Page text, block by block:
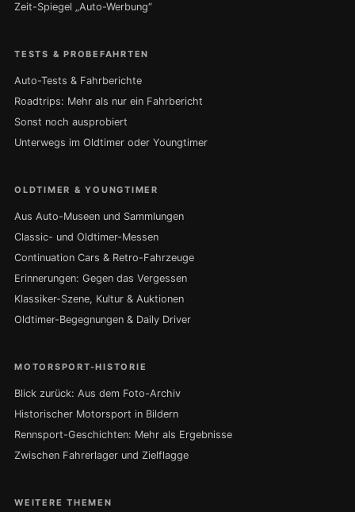
Zeit-Spiegel „Auto-Werbung“
TESTS & PROBEFAHRTEN
Auto-Tests & Fahrberichte
Roadtrips: Mehr als nur ein Fahrbericht
Sonst noch ausprobiert
Unterwegs im Oldtimer oder Youngtimer
OLDTIMER & YOUNGTIMER
Aus Auto-Museen und Sammlungen
Classic- und Oldtimer-Messen
Continuation Cars & Retro-Fahrzeuge
Erinnerungen: Gegen das Vergessen
Klassiker-Szene, Kultur & Auktionen
Oldtimer-Begegnungen & Daily Driver
MOTORSPORT-HISTORIE
Blick zurück: Aus dem Foto-Archiv
Historischer Motorsport in Bildern
Rennsport-Geschichten: Mehr als Ergebnisse
Zwischen Fahrerlager und Zielflagge
WEITERE THEMEN